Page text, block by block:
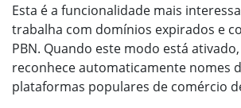
Esta é a funcionalidade mais
trabalha com domínios expirados e
PBN. Quando este modo está
reconhece automaticamente nomes
plataformas populares de comércio